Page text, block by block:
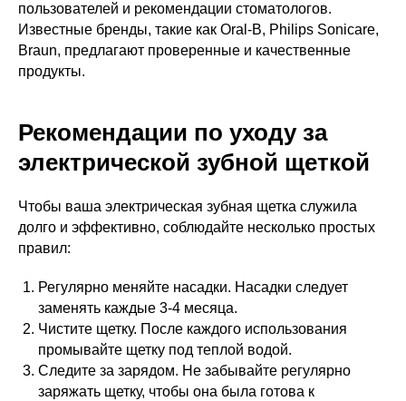
пользователей и рекомендации стоматологов.
Известные бренды, такие как Oral-B, Philips Sonicare,
Braun, предлагают проверенные и качественные
продукты.
Рекомендации по уходу за
электрической зубной щеткой
Чтобы ваша электрическая зубная щетка служила
долго и эффективно, соблюдайте несколько простых
правил:
Регулярно меняйте насадки. Насадки следует
заменять каждые 3-4 месяца.
Чистите щетку. После каждого использования
промывайте щетку под теплой водой.
Следите за зарядом. Не забывайте регулярно
заряжать щетку, чтобы она была готова к